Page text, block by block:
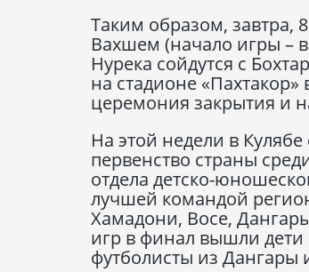
Таким образом, завтра,
Вахшем (начало игры –
Нурека сойдутся с
на стадионе
церемония закрытия и
На этой недели в
первенство страны
отдела детско-
лучшей командой
Хамадони, Восе,
игр в финал вышли дети
футболисты из Дангары